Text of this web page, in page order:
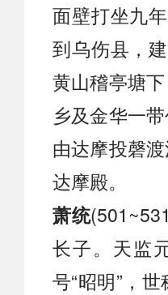
面壁打坐九
到乌伤县，
黄山稽亭塘
乡及金华一
由达摩投磬
达摩殿。
萧统
长子。天监
号“昭明”，